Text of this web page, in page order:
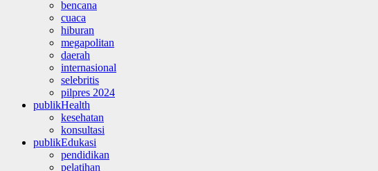
bencana
cuaca
hiburan
megapolitan
daerah
internasional
selebritis
pilpres 2024
publikHealth
kesehatan
konsultasi
publikEdukasi
pendidikan
pelatihan